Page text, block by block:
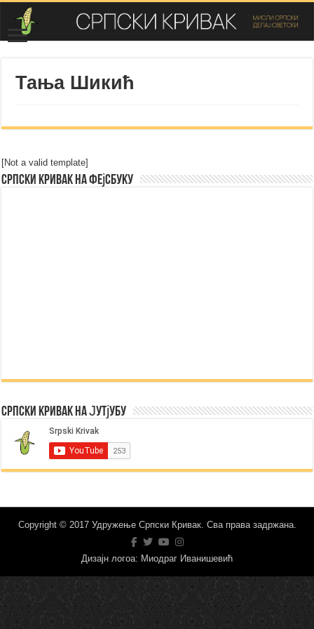
Тања Шикић
[Not a valid template]
Српски Кривак на Фејсбуку
Српски Кривак на Јутјубу
Copyright © 2017 Удружење Српски Кривак. Сва права задржана.
Дизајн логоа: Миодраг Иванишевић